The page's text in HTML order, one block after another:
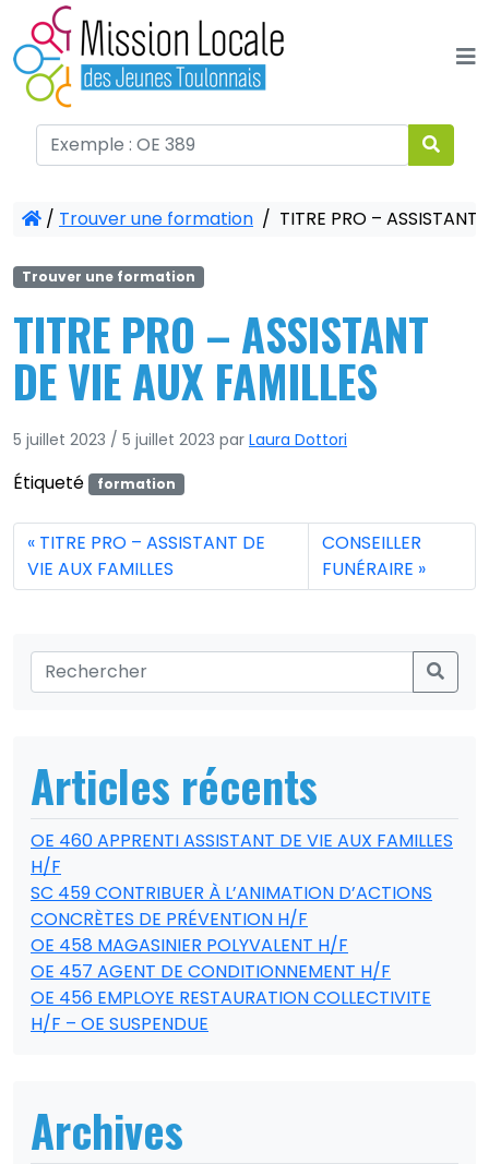
/ Trouver une formation / TITRE PRO – ASSISTANT
Trouver une formation
TITRE PRO – ASSISTANT
DE VIE AUX FAMILLES
5 juillet 2023 / 5 juillet 2023 par Laura Dottori
Étiqueté formation
TITRE PRO – ASSISTANT DE
VIE AUX FAMILLES
CONSEILLER
FUNÉRAIRE
Articles récents
OE 460 APPRENTI ASSISTANT DE VIE AUX FAMILLES
H/F
SC 459 CONTRIBUER À L’ANIMATION D’ACTIONS
CONCRÈTES DE PRÉVENTION H/F
OE 458 MAGASINIER POLYVALENT H/F
OE 457 AGENT DE CONDITIONNEMENT H/F
OE 456 EMPLOYE RESTAURATION COLLECTIVITE
H/F – OE SUSPENDUE
Archives
Panneau de gestion des cookies